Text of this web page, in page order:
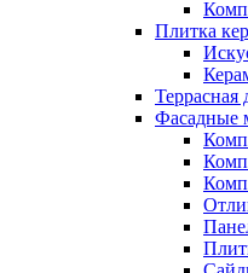
Плитка
Фасадные